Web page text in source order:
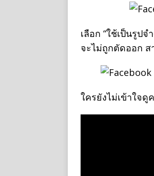
เลือก “ใช้เป็นรูป
จะไม่ถูกตัดออก
ใครยังไม่เข้าใจ